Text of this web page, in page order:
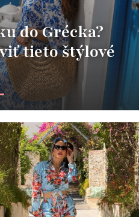
do Grécka?
tieto štýlové